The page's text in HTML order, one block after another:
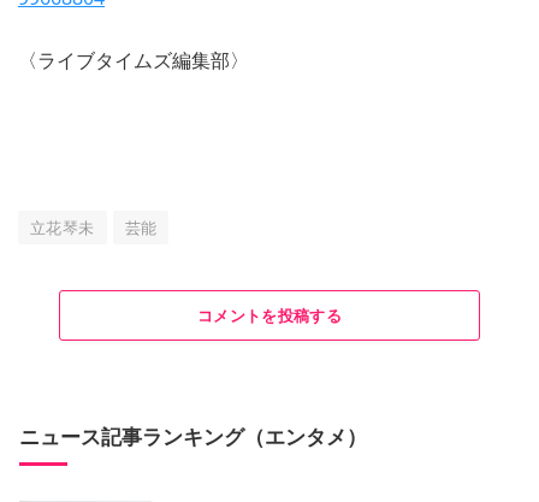
〈ライブタイムズ編集部〉
立花琴未 芸能
コメントを投稿する
ニュース記事ランキング（エンタメ）